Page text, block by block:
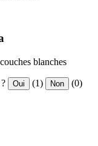
blanches
Oui (1) Non (0)